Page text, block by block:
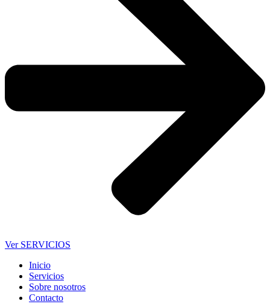
Ver SERVICIOS
Inicio
Servicios
Sobre nosotros
Contacto